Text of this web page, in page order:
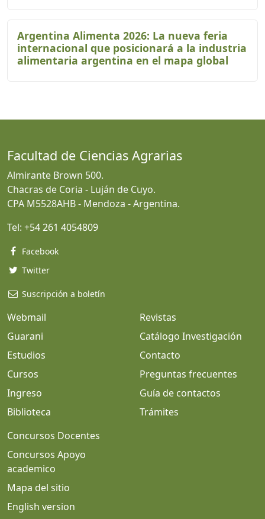
Argentina Alimenta 2026: La nueva feria
internacional que posicionará a la industria
alimentaria argentina en el mapa global
Facultad de Ciencias Agrarias
Almirante Brown 500.
Chacras de Coria - Luján de Cuyo.
CPA M5528AHB - Mendoza - Argentina.
Tel: +54 261 4054809
Facebook
Twitter
Suscripción a boletín
Webmail
Guarani
Estudios
Cursos
Ingreso
Biblioteca
Revistas
Catálogo Investigación
Contacto
Preguntas frecuentes
Guía de contactos
Trámites
Concursos Docentes
Concursos Apoyo
academico
Mapa del sitio
English version